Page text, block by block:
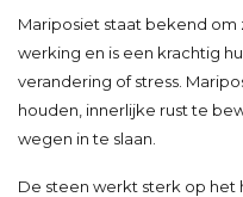
Mariposiet staat bekend
werking en is een krachtig
verandering of stress.
houden, innerlijke rust te
wegen in te slaan.
De steen werkt sterk op het